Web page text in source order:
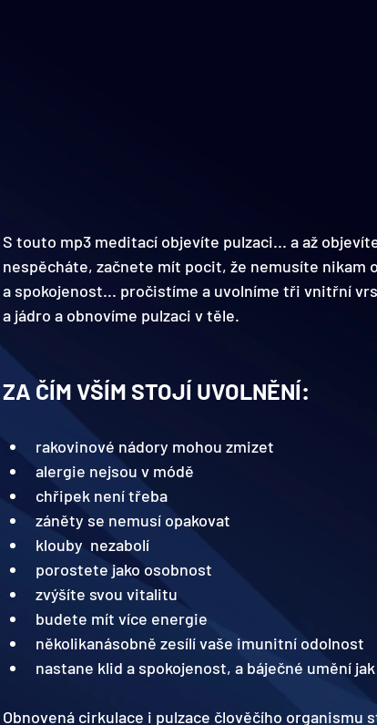
S touto mp3 meditací objevíte pulzaci... a až
nespěcháte, začnete mít pocit, že nemusíte nikam
a spokojenost... pročistíme a uvolníme tři vnitřní
a jádro a obnovíme pulzaci v těle.
ZA ČÍM VŠÍM STOJÍ UVOLNĚNÍ:
rakovinové nádory mohou zmizet
alergie nejsou v módě
chřipek není třeba
záněty se nemusí opakovat
klouby  nezabolí
porostete jako osobnost
zvýšíte svou vitalitu
budete mít více energie
několikanásobně zesílí vaše imunitní odolnost
nastane klid a spokojenost, a báječné umění
Obnovená cirkulace i pulzace člověčího organismu